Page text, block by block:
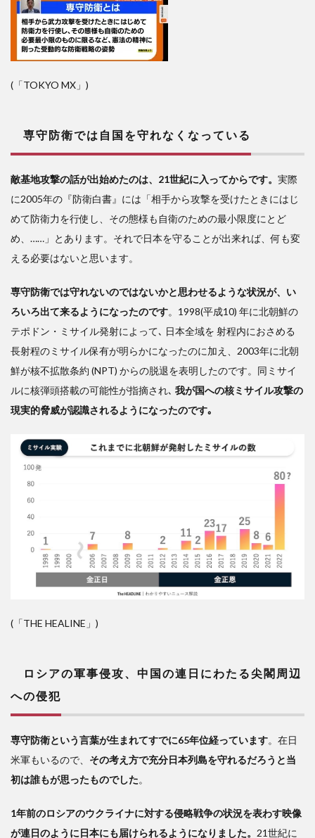
平和
状態
を保
つこ
出来
(「TOKYO MX」)
専守防衛では自国を守れなくなっている
敵基地攻撃の話が出始めたのは、21世紀に入ってからです。 実際
に2005年の『防衛白書』には「相手から攻撃を受けたときにはじ
めて防衛力を行使し、その態様も自衛のための最小限度にとど
め、……」とあります。それで日本を守ることが出来れば、何も変
える必要はないと思います。
専守防衛では守れないのではないかと思わせるような状況が、い
ろいろ出て来るようになったのです。1998(平成10) 年に北朝鮮の
テポドン・ミサイル発射によって､ 日本全域を 射程内におさめる
長射程のミサイル保有が明らかになったのに加え、2003年に北朝
鮮が核不拡散条約 (NPT) からの脱退を表明したのです。同ミサイ
ルに核弾頭搭載の可能性が指摘され､ 我が国への核ミサイル攻撃の
現実的脅威が認識されるようになったのです｡
(「THE HEALINE」)
ロシアの軍事侵攻、中国の連日にわたる尖閣周辺
への侵犯
専守防衛という言葉が生まれてすでに65年位経っています。在日
米軍もいるので、 その考え方で充分日本列島を守れるだろうと当
初は誰もが思ったものでした。
1年前のロシアのウクライナに対する侵略戦争の状況を表わす映像
が連日のように日本にも届けられるようになりました。 21世紀に